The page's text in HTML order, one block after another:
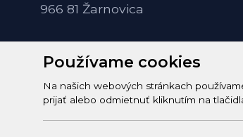
Používame cookies
Na našich webových stránkach
prijať alebo odmietnuť kliknutím na
966 81 Žarnovica